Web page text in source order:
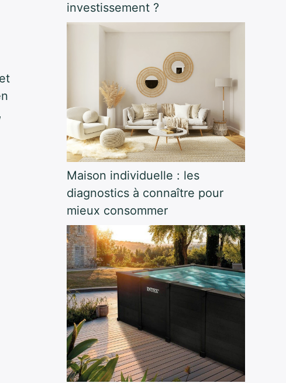
,
investissement ?
Maison individuelle : les
diagnostics à connaître pour
mieux consommer